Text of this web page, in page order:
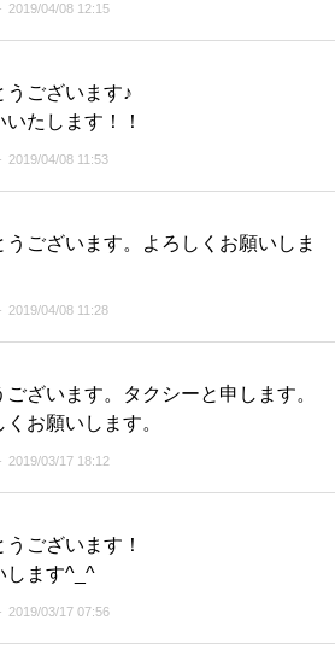
2019/04/08 12:15
うございます♪
たします！！
2019/04/08 11:53
うございます。よろしくお願いしま
2019/04/08 11:28
ざいます。タクシーと申します。
お願いします。
2019/03/17 18:12
ございます！
します^_^
2019/03/17 07:56